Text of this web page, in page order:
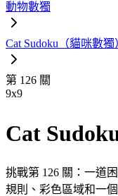
動物數獨
Cat Sudoku（貓咪數獨
第 126 關
9x9
Cat
挑戰第 126 關：一道
規則、彩色區域和一